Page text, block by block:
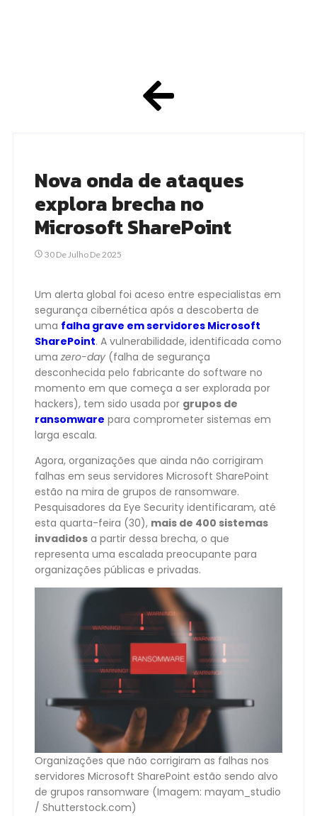
Nova onda de ataques
explora brecha no
Microsoft SharePoint
30 De Julho De 2025
Um alerta global foi aceso entre especialistas em
segurança cibernética após a descoberta de
uma falha grave em servidores Microsoft
SharePoint. A vulnerabilidade, identificada como
uma zero-day (falha de segurança
desconhecida pelo fabricante do software no
momento em que começa a ser explorada por
hackers), tem sido usada por grupos de
ransomware para comprometer sistemas em
larga escala.
Agora, organizações que ainda não corrigiram
falhas em seus servidores Microsoft SharePoint
estão na mira de grupos de ransomware.
Pesquisadores da Eye Security identificaram, até
esta quarta-feira (30), mais de 400 sistemas
invadidos a partir dessa brecha, o que
representa uma escalada preocupante para
organizações públicas e privadas.
Organizações que não corrigiram as falhas nos
servidores Microsoft SharePoint estão sendo alvo
de grupos ransomware (Imagem: mayam_studio
/ Shutterstock.com)